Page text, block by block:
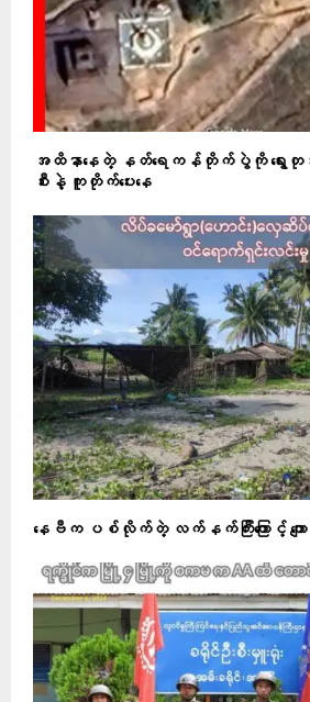
အထိနာနေတဲ့ နတ်ရေကန်တိုက်ပွဲကို ရွေးတု
စီးနဲ့ ကူတိုက်ပေးနေ
နေဗီက ပစ်လိုက်တဲ့ လက်နက်ကြီးကြောင့် ကျေ